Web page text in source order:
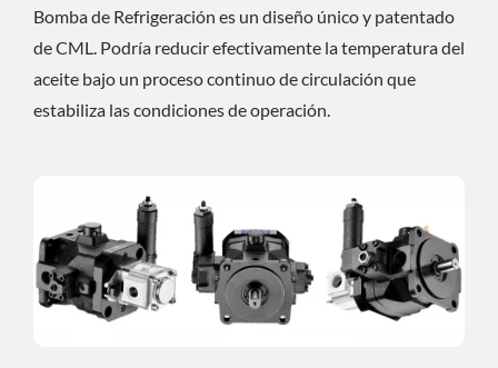
Bomba de Refrigeración es un diseño único y patentado
de CML. Podría reducir efectivamente la temperatura del
aceite bajo un proceso continuo de circulación que
estabiliza las condiciones de operación.